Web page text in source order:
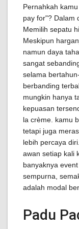
Pernahkah
pay for"? Dalam
Memilih sepatu
Meskipun
namun daya
sangat
selama
berbanding
mungkin hanya
kepuasan
la crème. kamu
tetapi juga
lebih percaya
awan setiap kali
banyaknya
sempurna,
adalah modal
Padu